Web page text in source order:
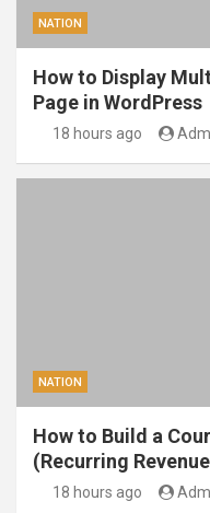
NATION
How to Display
Page in WordPress
18 hours ago
NATION
How to Build a
(Recurring
18 hours ago